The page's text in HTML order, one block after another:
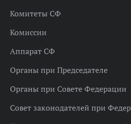
Комитеты СФ
Комиссии
Аппарат СФ
Органы при Председателе
Органы при Совете Федерации
Совет законодателей при